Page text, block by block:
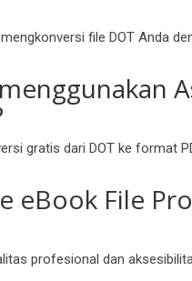
file DOT Anda
gratis dari DOT ke format
eBook File
profesional dan